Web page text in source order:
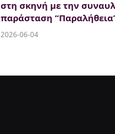
στη σκηνή με την
παράσταση
2026-06-04